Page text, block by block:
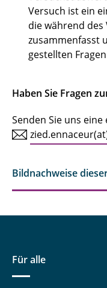
Versuch ist ein
die während des
zusammenfasst
gestellten
Haben Sie Fragen
Senden Sie uns eine
Bildnachweise
Für alle